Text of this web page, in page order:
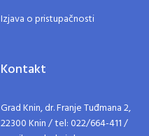
Izjava o pristupačnosti
Kontakt
Grad Knin, dr. Franje Tuđmana 2,
22300 Knin / tel: 022/664-411 /